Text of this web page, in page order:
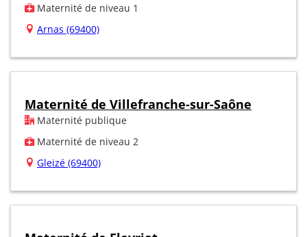
Maternité de niveau 1
Arnas (69400)
Maternité de Villefranche-sur-Saône
Maternité publique
Maternité de niveau 2
Gleizé (69400)